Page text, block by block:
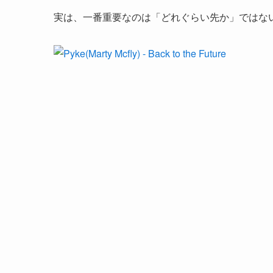
実は、一番重要なのは「どれぐらい先か」ではな